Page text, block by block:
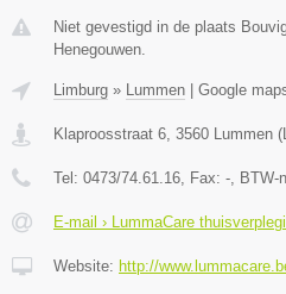
Niet gevestigd in de plaats
Henegouwen.
Limburg » Lummen Google
Klaproosstraat 6, 3560 Lummen (
Tel: 0473/74.61.16, Fax: -, BTW-
E-mail › LummaCare
Website: http://